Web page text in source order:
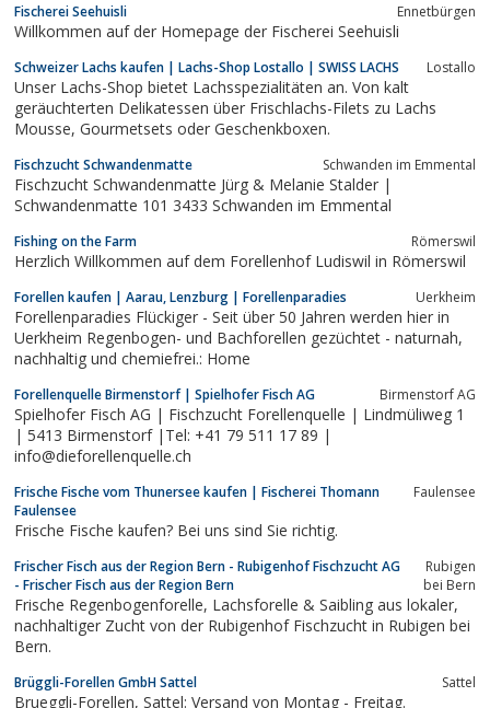
Fischerei Seehuisli Ennetbürgen
Willkommen auf der Homepage der Fischerei Seehuisli
Schweizer Lachs kaufen | Lachs-Shop Lostallo | SWISS LACHS Lostallo
Unser Lachs-Shop bietet Lachsspezialitäten an. Von kalt
geräuchterten Delikatessen über Frischlachs-Filets zu Lachs
Mousse, Gourmetsets oder Geschenkboxen.
Fischzucht Schwandenmatte Schwanden im Emmental
Fischzucht Schwandenmatte Jürg & Melanie Stalder |
Schwandenmatte 101 3433 Schwanden im Emmental
Fishing on the Farm Römerswil
Herzlich Willkommen auf dem Forellenhof Ludiswil in Römerswil
Forellen kaufen | Aarau, Lenzburg | Forellenparadies Uerkheim
Forellenparadies Flückiger - Seit über 50 Jahren werden hier in
Uerkheim Regenbogen- und Bachforellen gezüchtet - naturnah,
nachhaltig und chemiefrei.: Home
Forellenquelle Birmenstorf | Spielhofer Fisch AG Birmenstorf AG
Spielhofer Fisch AG | Fischzucht Forellenquelle | Lindmüliweg 1
| 5413 Birmenstorf |Tel: +41 79 511 17 89 |
info@dieforellenquelle.ch
Frische Fische vom Thunersee kaufen | Fischerei Thomann
Faulensee
Faulensee
Frische Fische kaufen? Bei uns sind Sie richtig.
Frischer Fisch aus der Region Bern - Rubigenhof Fischzucht AG
- Frischer Fisch aus der Region Bern
Rubigen
bei Bern
Frische Regenbogenforelle, Lachsforelle & Saibling aus lokaler,
nachhaltiger Zucht von der Rubigenhof Fischzucht in Rubigen bei
Bern.
Brüggli-Forellen GmbH Sattel Sattel
Brueggli-Forellen, Sattel: Versand von Montag - Freitag.